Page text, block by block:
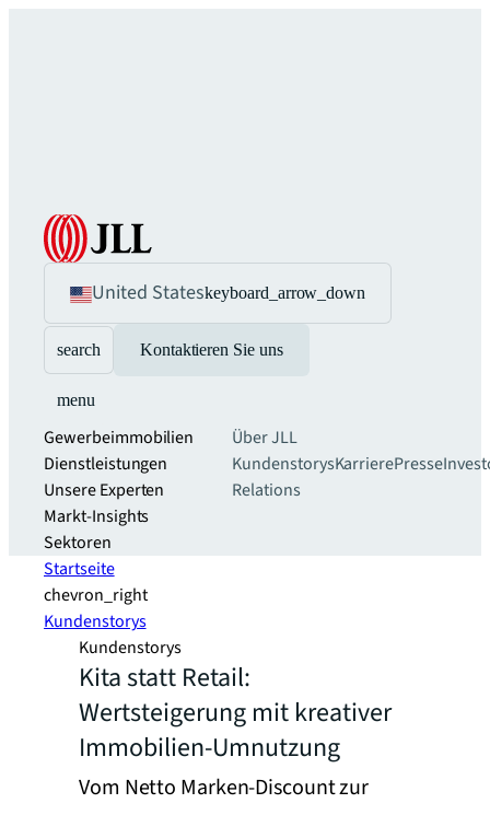
United Stateskeyboard_arrow_down
search Kontaktieren Sie uns
menu
Gewerbeimmobilien
Dienstleistungen
Unsere Experten
Markt-Insights
Sektoren​
Über JLL
KundenstorysKarrierePresse
Relations
Startseite
chevron_right
Kundenstorys
Kundenstorys
Kita statt Retail:
Wertsteigerung mit kreativer
Immobilien-Umnutzung
Vom Netto Marken-Discount zur